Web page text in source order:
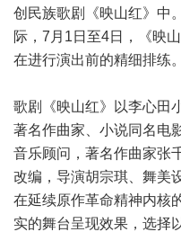
创民族歌剧《映山红》中
际，7月1日至4日，《映
在进行演出前的精细排练。
歌剧《映山红》以李心田
著名作曲家、小说同名电
音乐顾问，著名作曲家张
改编，导演胡宗琪、舞美
在延续原作革命精神内核
实的舞台呈现效果，选择